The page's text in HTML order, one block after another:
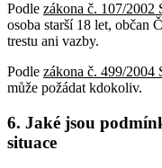
Podle zákona č. 107/2002
osoba starší 18 let, občan
trestu ani vazby.
Podle zákona č. 499/2004
může požádat kdokoliv.
6. Jaké jsou
situace